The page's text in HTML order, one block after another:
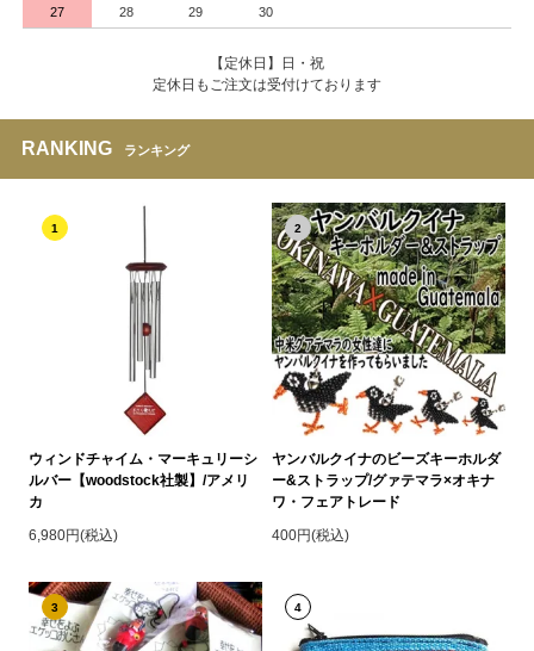
27 28 29 30
【定休日】日・祝
定休日もご注文は受付けております
RANKING ランキング
1
ウィンドチャイム・マーキュリーシ
ルバー【woodstock社製】/アメリ
カ
6,980円(税込)
2
ヤンバルクイナのビーズキーホルダ
ー&ストラップ/グァテマラ×オキナ
ワ・フェアトレード
400円(税込)
3 4